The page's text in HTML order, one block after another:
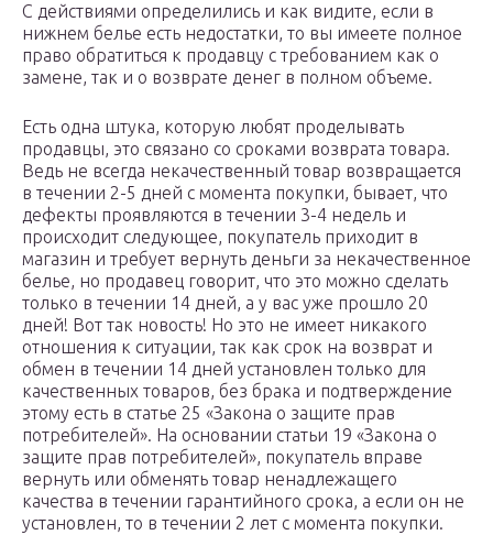
С действиями определились и как видите, если в
нижнем белье есть недостатки, то вы имеете полное
право обратиться к продавцу с требованием как о
замене, так и о возврате денег в полном объеме.
Есть одна штука, которую любят проделывать
продавцы, это связано со сроками возврата товара.
Ведь не всегда некачественный товар возвращается
в течении 2-5 дней с момента покупки, бывает, что
дефекты проявляются в течении 3-4 недель и
происходит следующее, покупатель приходит в
магазин и требует вернуть деньги за некачественное
белье, но продавец говорит, что это можно сделать
только в течении 14 дней, а у вас уже прошло 20
дней! Вот так новость! Но это не имеет никакого
отношения к ситуации, так как срок на возврат и
обмен в течении 14 дней установлен только для
качественных товаров, без брака и подтверждение
этому есть в статье 25 «Закона о защите прав
потребителей». На основании статьи 19 «Закона о
защите прав потребителей», покупатель вправе
вернуть или обменять товар ненадлежащего
качества в течении гарантийного срока, а если он не
установлен, то в течении 2 лет с момента покупки.